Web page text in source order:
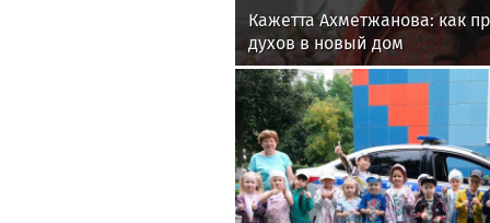
Кажетта Ахметжанова: как
духов в новый дом